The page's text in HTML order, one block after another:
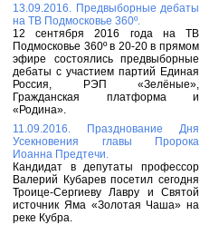
13.09.2016. Предвыборные дебаты
на ТВ Подмосковье 360º.
12 сентября 2016 года на ТВ
Подмосковье 360º в 20-20 в прямом
эфире состоялись предвыборные
дебаты с участием партий Единая
Россия, РЭП «Зелёные»,
Гражданская платформа и
«Родина».
11.09.2016. Празднование Дня
Усекновения главы Пророка
Иоанна Предтечи.
Кандидат в депутаты профессор
Валерий Кубарев посетил сегодня
Троице-Сергиеву Лавру и Святой
источник Яма «Золотая Чаша» на
реке Кубра.